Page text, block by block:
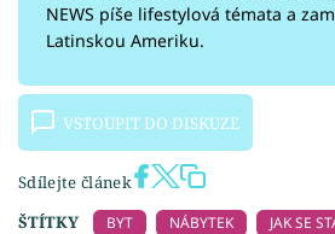
NEWS píše lifestylová témata a
Latinskou Ameriku.
VSTOUPIT DO DISKUZE
Sdílejte článek
ŠTÍTKY
BYT NÁBYTEK JAK SE